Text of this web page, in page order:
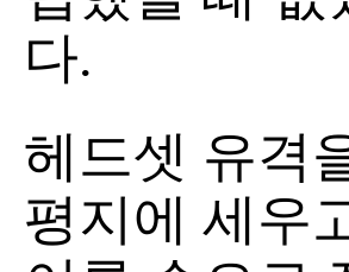
다.
헤드셋 유격
평지에 세우